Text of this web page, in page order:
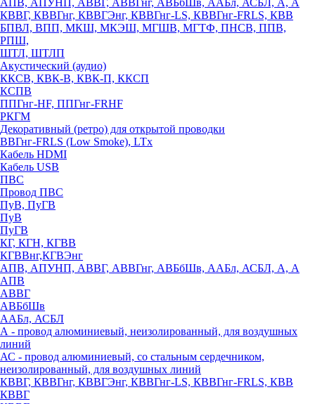
АПВ, АПУНП, АВВГ, АВВГнг, АВБбШв, ААБл, АСБЛ, А, А
КВВГ, КВВГнг, КВВГЭнг, КВВГнг-LS, КВВГнг-FRLS, КВВ
БПВЛ, ВПП, МКШ, МКЭШ, МГШВ, МГТФ, ПНСВ, ППВ,
РПШ,
ШТЛ, ШТЛП
Акустический (аудио)
ККСВ, КВК-В, КВК-П, ККСП
КСПВ
ППГнг-HF, ППГнг-FRHF
РКГМ
Декоративный (ретро) для открытой проводки
ВВГнг-FRLS (Low Smoke), LTx
Кабель HDMI
Кабель USB
ПВС
Провод ПВС
ПуВ, ПуГВ
ПуВ
ПуГВ
КГ, КГН, КГВВ
КГВВнг,КГВЭнг
АПВ, АПУНП, АВВГ, АВВГнг, АВБбШв, ААБл, АСБЛ, А, А
АПВ
АВВГ
АВБбШв
ААБл, АСБЛ
А - провод алюминиевый, неизолированный, для воздушных
линий
АС - провод алюминиевый, со стальным сердечником,
неизолированный, для воздушных линий
КВВГ, КВВГнг, КВВГЭнг, КВВГнг-LS, КВВГнг-FRLS, КВВ
КВВГ